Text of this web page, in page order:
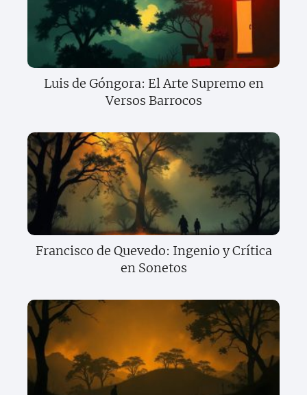
Luis de Góngora: El Arte Supremo en
Versos Barrocos
Francisco de Quevedo: Ingenio y Crítica
en Sonetos